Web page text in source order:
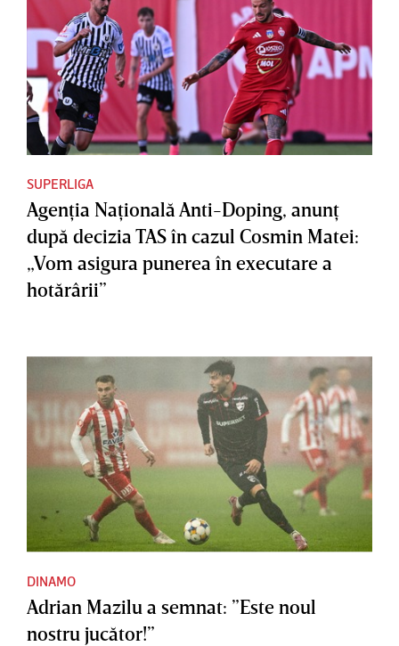
SUPERLIGA
Agenţia Naţională Anti-Doping, anunţ
după decizia TAS în cazul Cosmin Matei:
„Vom asigura punerea în executare a
hotărârii”
DINAMO
Adrian Mazilu a semnat: ”Este noul
nostru jucător!”